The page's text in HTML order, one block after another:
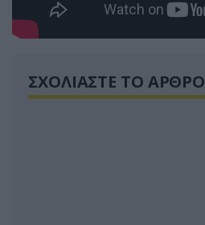
ΣΧΟΛΙΑΣΤΕ ΤΟ ΑΡΘΡΟ